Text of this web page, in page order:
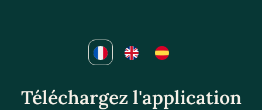
Téléchargez l'application